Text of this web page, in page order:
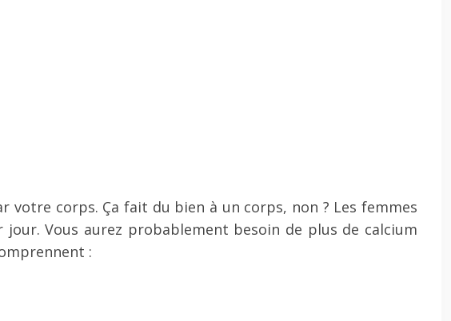
votre corps. Ça fait du bien à un corps, non ? Les femmes
Vous aurez probablement besoin de plus de calcium
: